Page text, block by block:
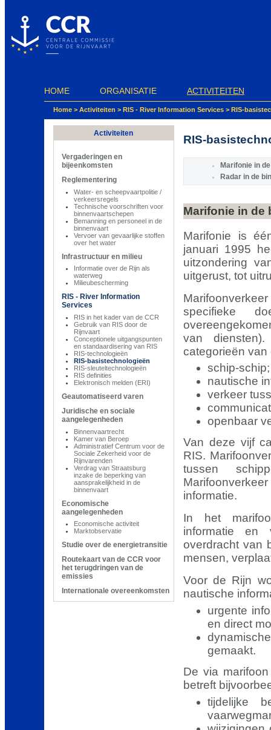
HOME ORGANISATIE ACTIVITEITEN
Home > Activiteiten > RIS - River Information Services > RIS-
Activiteiten
Vergaderingen en
bijeenkomsten
Reglementering
Water- en scheepvaartpolitie /
verkeersregels
Technische voorschriften voor
binnenvaartschepen
Bemanning en personeel in de
binnenvaart
Vervoer van gevaarlijke stoffen
over het water
Infrastructuur en milieu
Informatie over de Rijn als
waterweg
Milieubescherming
RIS - River Information
Services
RIS in het kader van de CCR
Gebruik van RIS door de
Rijnvaart
Conceptionele uitgangspunten
en standaardisering van RIS
RIS-technologieën
RIS-basistechnologieën
RIS-sleuteltechnologieën
RIS definities
Elektronisch melden (ERI)
Geautomatiseerd varen
Juridische en sociale
aangelegenheden
Binnenvaartrecht
Kamer van Beroep
Administratief Centrum voor de
Sociale Zekerheid voor de
Rijnvarenden
Verdrag van Straatsburg
inzake de beperking van
aansprakelijkheid in de
binnenvaart
Economische
aangelegenheden
Economische activiteit
Marktobservatie
Studie over de energietransitie
Routekaart van de CCR voor
het terugdringen van de
emissies
Internationale overeenkomsten
RIS-
Marifonie in
Radar in de
Marifonie in de
Marifonie is
januari 1995
uitzondering
uitgerust, tot
specifieke
van
categorieën van
schip-schip;
nautische
verkeer
openbaar
Van deze vijf
RIS.
tussen
informatie.
In het
informatie en
overdracht van
mensen,
Voor de Rijn
nautische
urgente
en direct
gemaakt.
De via
betreft
tijdelijke